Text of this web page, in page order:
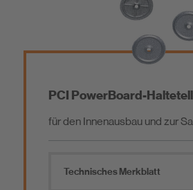
Estrich / Vergussmörtel /
Mörtelzusätze,
Abdichtungen
Fugenmörtel
PCI PowerBoard-
für den Innenausbau und zur
Technisches Merkblatt